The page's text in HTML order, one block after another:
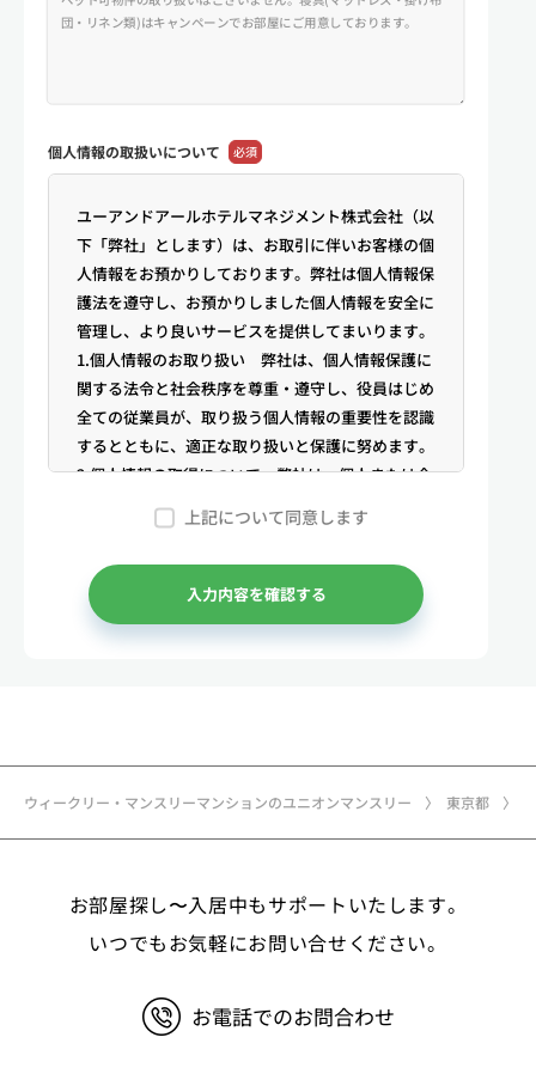
ウィークリー・マンスリーマンションのユニオンマンスリー 東京都
個人情報の取扱いについて 必須
ユーアンドアールホテルマネジメント株式会社（以
下「弊社」とします）は、お取引に伴いお客様の個
人情報をお預かりしております。弊社は個人情報保
護法を遵守し、お預かりしました個人情報を安全に
管理し、より良いサービスを提供してまいります。
1.個人情報のお取り扱い 弊社は、個人情報保護に
関する法令と社会秩序を尊重・遵守し、役員はじめ
全ての従業員が、取り扱う個人情報の重要性を認識
するとともに、適正な取り扱いと保護に努めます。
2.個人情報の取得について 弊社は、個人または企
業からの電話・メール等のお問合せや公開情報（登
記簿謄本、電話帳、インターネット掲載情報等）な
どから適法かつ公正な手段により個人情報を取得い
たします。
3.弊社が保有する個人情報 （1）マンスリー物件
メールアドレス、アカウントのIDおよびパスワー
等 ③決済に関する情報 クレジットカードに関す
ービスのご利用に際して取得する情報 端末識別
子、広告識別子、IPアドレス、クッキーデータおよ
閲覧時刻、リファラー情報ならびにクッキーIDや広
上記について同意します
入力内容を確認する
お部屋探し〜入居中もサポートいたします。
いつでもお気軽にお問い合せください。
お電話でのお問合わせ